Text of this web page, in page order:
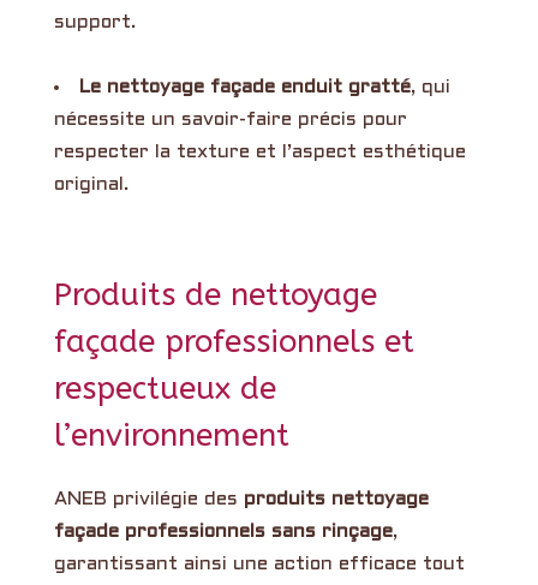
support.
Le nettoyage façade enduit gratté, qui
nécessite un savoir-faire précis pour
respecter la texture et l’aspect esthétique
original.
Produits de nettoyage
façade professionnels et
respectueux de
l’environnement
ANEB privilégie des produits nettoyage
façade professionnels sans rinçage,
garantissant ainsi une action efficace tout